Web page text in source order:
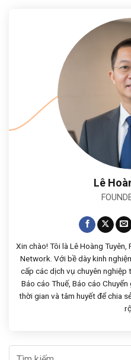
Lê
Xin chào! Tôi là Lê Hoàng
Network. Với bề dày kinh
cấp các dịch vụ chuyên nghiệp
Báo cáo Thuế, Báo cáo
thời gian và tâm huyết để chia